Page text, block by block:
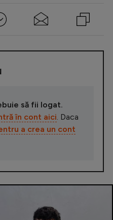
să fii logat.
în cont aici . Daca
a crea un cont